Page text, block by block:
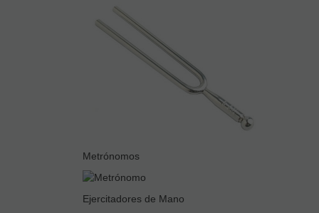
Metrónomos
Ejercitadores de Mano